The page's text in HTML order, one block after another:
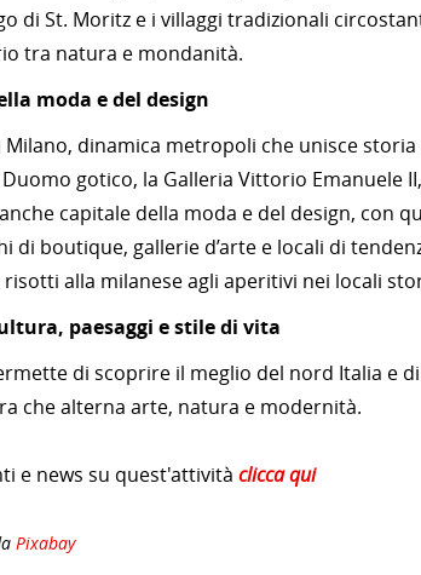
di St. Moritz e i villaggi tradizionali
tra natura e mondanità.
moda e del design
dinamica metropoli che unisce storia
gotico, la Galleria Vittorio Emanuele
capitale della moda e del design, con
di boutique, gallerie d’arte e locali di
alla milanese agli aperitivi nei locali
paesaggi e stile di vita
di scoprire il meglio del nord Italia e
che alterna arte, natura e modernità.
e news su quest'attività clicca qui
Pixabay